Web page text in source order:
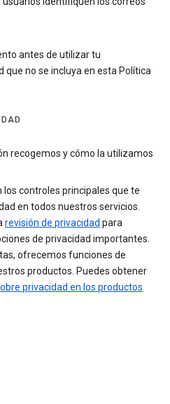
antes de utilizar tu
no se incluya en esta Política
recogemos y cómo la utilizamos
los controles principales que te
en todos nuestros servicios.
revisión de privacidad para
de privacidad importantes.
ofrecemos funciones de
productos. Puedes obtener
privacidad en los productos